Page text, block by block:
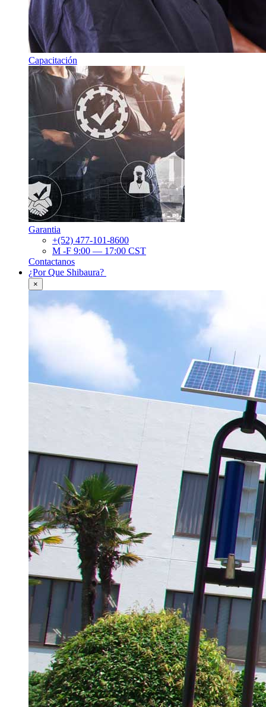
Capacitación
Garantia
+(52) 477-101-8600
M -F 9:00 — 17:00 CST
Contactanos
¿Por Que Shibaura?
×